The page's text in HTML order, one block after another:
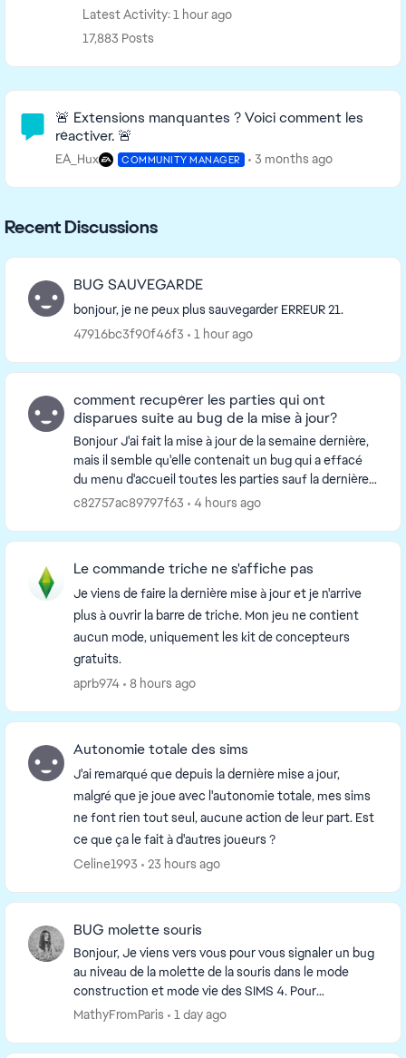
Latest Activity: 1 hour ago
17,883 Posts
Community Highlights
🚨 Extensions manquantes ? Voici comment les
réactiver. 🚨
EA_Hux COMMUNITY MANAGER 3 months ago
Recent Discussions
BUG SAUVEGARDE
bonjour, je ne peux plus sauvegarder ERREUR 21.
47916bc3f90f46f3
1 hour ago
comment recupérer les parties qui ont
disparues suite au bug de la mise à jour?
Bonjour J'ai fait la mise à jour de la semaine dernière,
mais il semble qu'elle contenait un bug qui a effacé
du menu d'accueil toutes les parties sauf la dernière
lancée. Autrement dit mon fils ét...
c82757ac89797f63 4 hours ago
Le commande triche ne s'affiche pas
Je viens de faire la dernière mise à jour et je n'arrive
plus à ouvrir la barre de triche. Mon jeu ne contient
aucun mode, uniquement les kit de concepteurs
gratuits.
aprb974
8 hours ago
Autonomie totale des sims
J'ai remarqué que depuis la dernière mise a jour,
malgré que je joue avec l'autonomie totale, mes sims
ne font rien tout seul, aucune action de leur part. Est
ce que ça le fait à d'autres joueurs ?
Celine1993
23 hours ago
BUG molette souris
Bonjour, Je viens vers vous pour vous signaler un bug
au niveau de la molette de la souris dans le mode
construction et mode vie des SIMS 4. Pour
information, ma souris fonctionne très bien hors ...
MathyFromParis 1 day ago